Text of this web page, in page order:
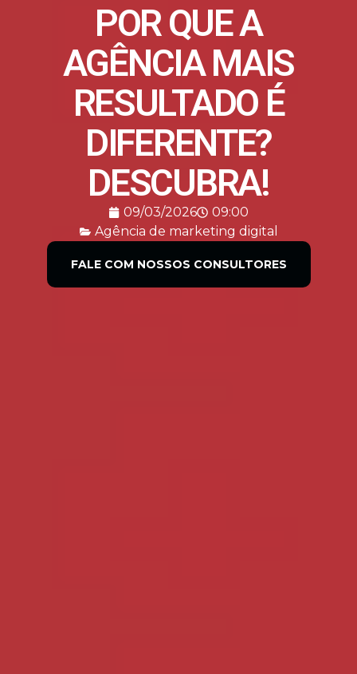
POR QUE A
AGÊNCIA MAIS
RESULTADO É
DIFERENTE?
DESCUBRA!
09/03/2026
09:00
Agência de marketing digital
FALE COM NOSSOS CONSULTORES